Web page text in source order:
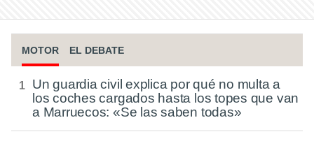
MOTOR EL DEBATE
Un guardia civil explica por qué no multa a
los coches cargados hasta los topes que van
a Marruecos: «Se las saben todas»